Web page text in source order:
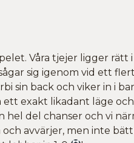
Våra tjejer ligger
sig igenom vid ett
sin back och viker in i
exakt likadant läge
del chanser och vi
avvärjer, men inte